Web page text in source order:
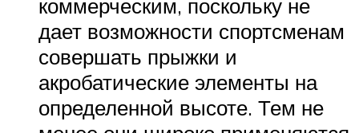
коммерческим, поскольку не
дает возможности спортсменам
совершать прыжки и
акробатические элементы на
определенной высоте. Тем не